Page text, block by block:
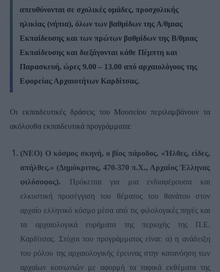
απευθύνονται σε σχολικές ομάδες, προσχολικής
ηλικίας (νήπια), όλων των βαθμίδων της Α/θμιας
Εκπαίδευσης και των πρώτων βαθμίδων της Β/θμιας
Εκπαίδευσης και διεξάγονται κάθε Πέμπτη και
Παρασκευή, ώρες 9.00 – 13.00 από αρχαιολόγους της
Εφορείας Αρχαιοτήτων Καρδίτσας.
Οι εκπαιδευτικές δράσεις του Μουσείου περιλαμβάνουν τα
ακόλουθα εκπαιδευτικά προγράμματα:
(ΝΕΟ) Ο κόσμος σκηνή, ο βίος πάροδος. «Ήλθες, είδες,
απήλθες.» (Δημόκριτος, 470-370 π.Χ., Αρχαίος Έλληνας
φιλόσοφος).
Πρόκειται για μια ενδιαφέρουσα και
ελκυστική προσέγγιση του θέματος του θανάτου στον
αρχαίο ελληνικό κόσμο μέσα από τις φιλολογικές πηγές και
τα αρχαιολογικά ευρήματα της περιοχής της Π.Ε.
Καρδίτσας. Στόχοι του προγράμματος είναι: α) η ανάδειξη
του ρόλου της αρχαιολογικής έρευνας στην κατανόηση των
αρχαίων κοινωνιών με αφορμή τα ταφικά εκθέματα της